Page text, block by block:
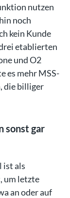
nutzen
noch
kein Kunde
etablierten
und O2
es mehr MSS-
die billiger
sonst gar
ist als
um letzte
an oder auf